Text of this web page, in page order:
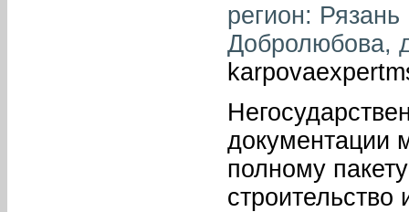
регион:
Добролюбова,
документации
полному